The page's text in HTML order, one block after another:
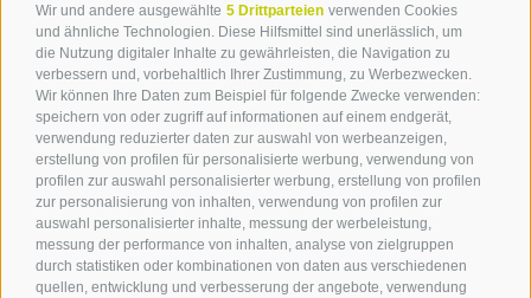
Wir und andere ausgewählte 5 Drittparteien verwenden Cookies
und ähnliche Technologien. Diese Hilfsmittel sind unerlässlich, um
die Nutzung digitaler Inhalte zu gewährleisten, die Navigation zu
verbessern und, vorbehaltlich Ihrer Zustimmung, zu Werbezwecken.
Wir können Ihre Daten zum Beispiel für folgende Zwecke verwenden:
speichern von oder zugriff auf informationen auf einem endgerät,
verwendung reduzierter daten zur auswahl von werbeanzeigen,
erstellung von profilen für personalisierte werbung, verwendung von
profilen zur auswahl personalisierter werbung, erstellung von profilen
zur personalisierung von inhalten, verwendung von profilen zur
auswahl personalisierter inhalte, messung der werbeleistung,
messung der performance von inhalten, analyse von zielgruppen
durch statistiken oder kombinationen von daten aus verschiedenen
quellen, entwicklung und verbesserung der angebote, verwendung
Kontakt
Tourismusverein Terlan